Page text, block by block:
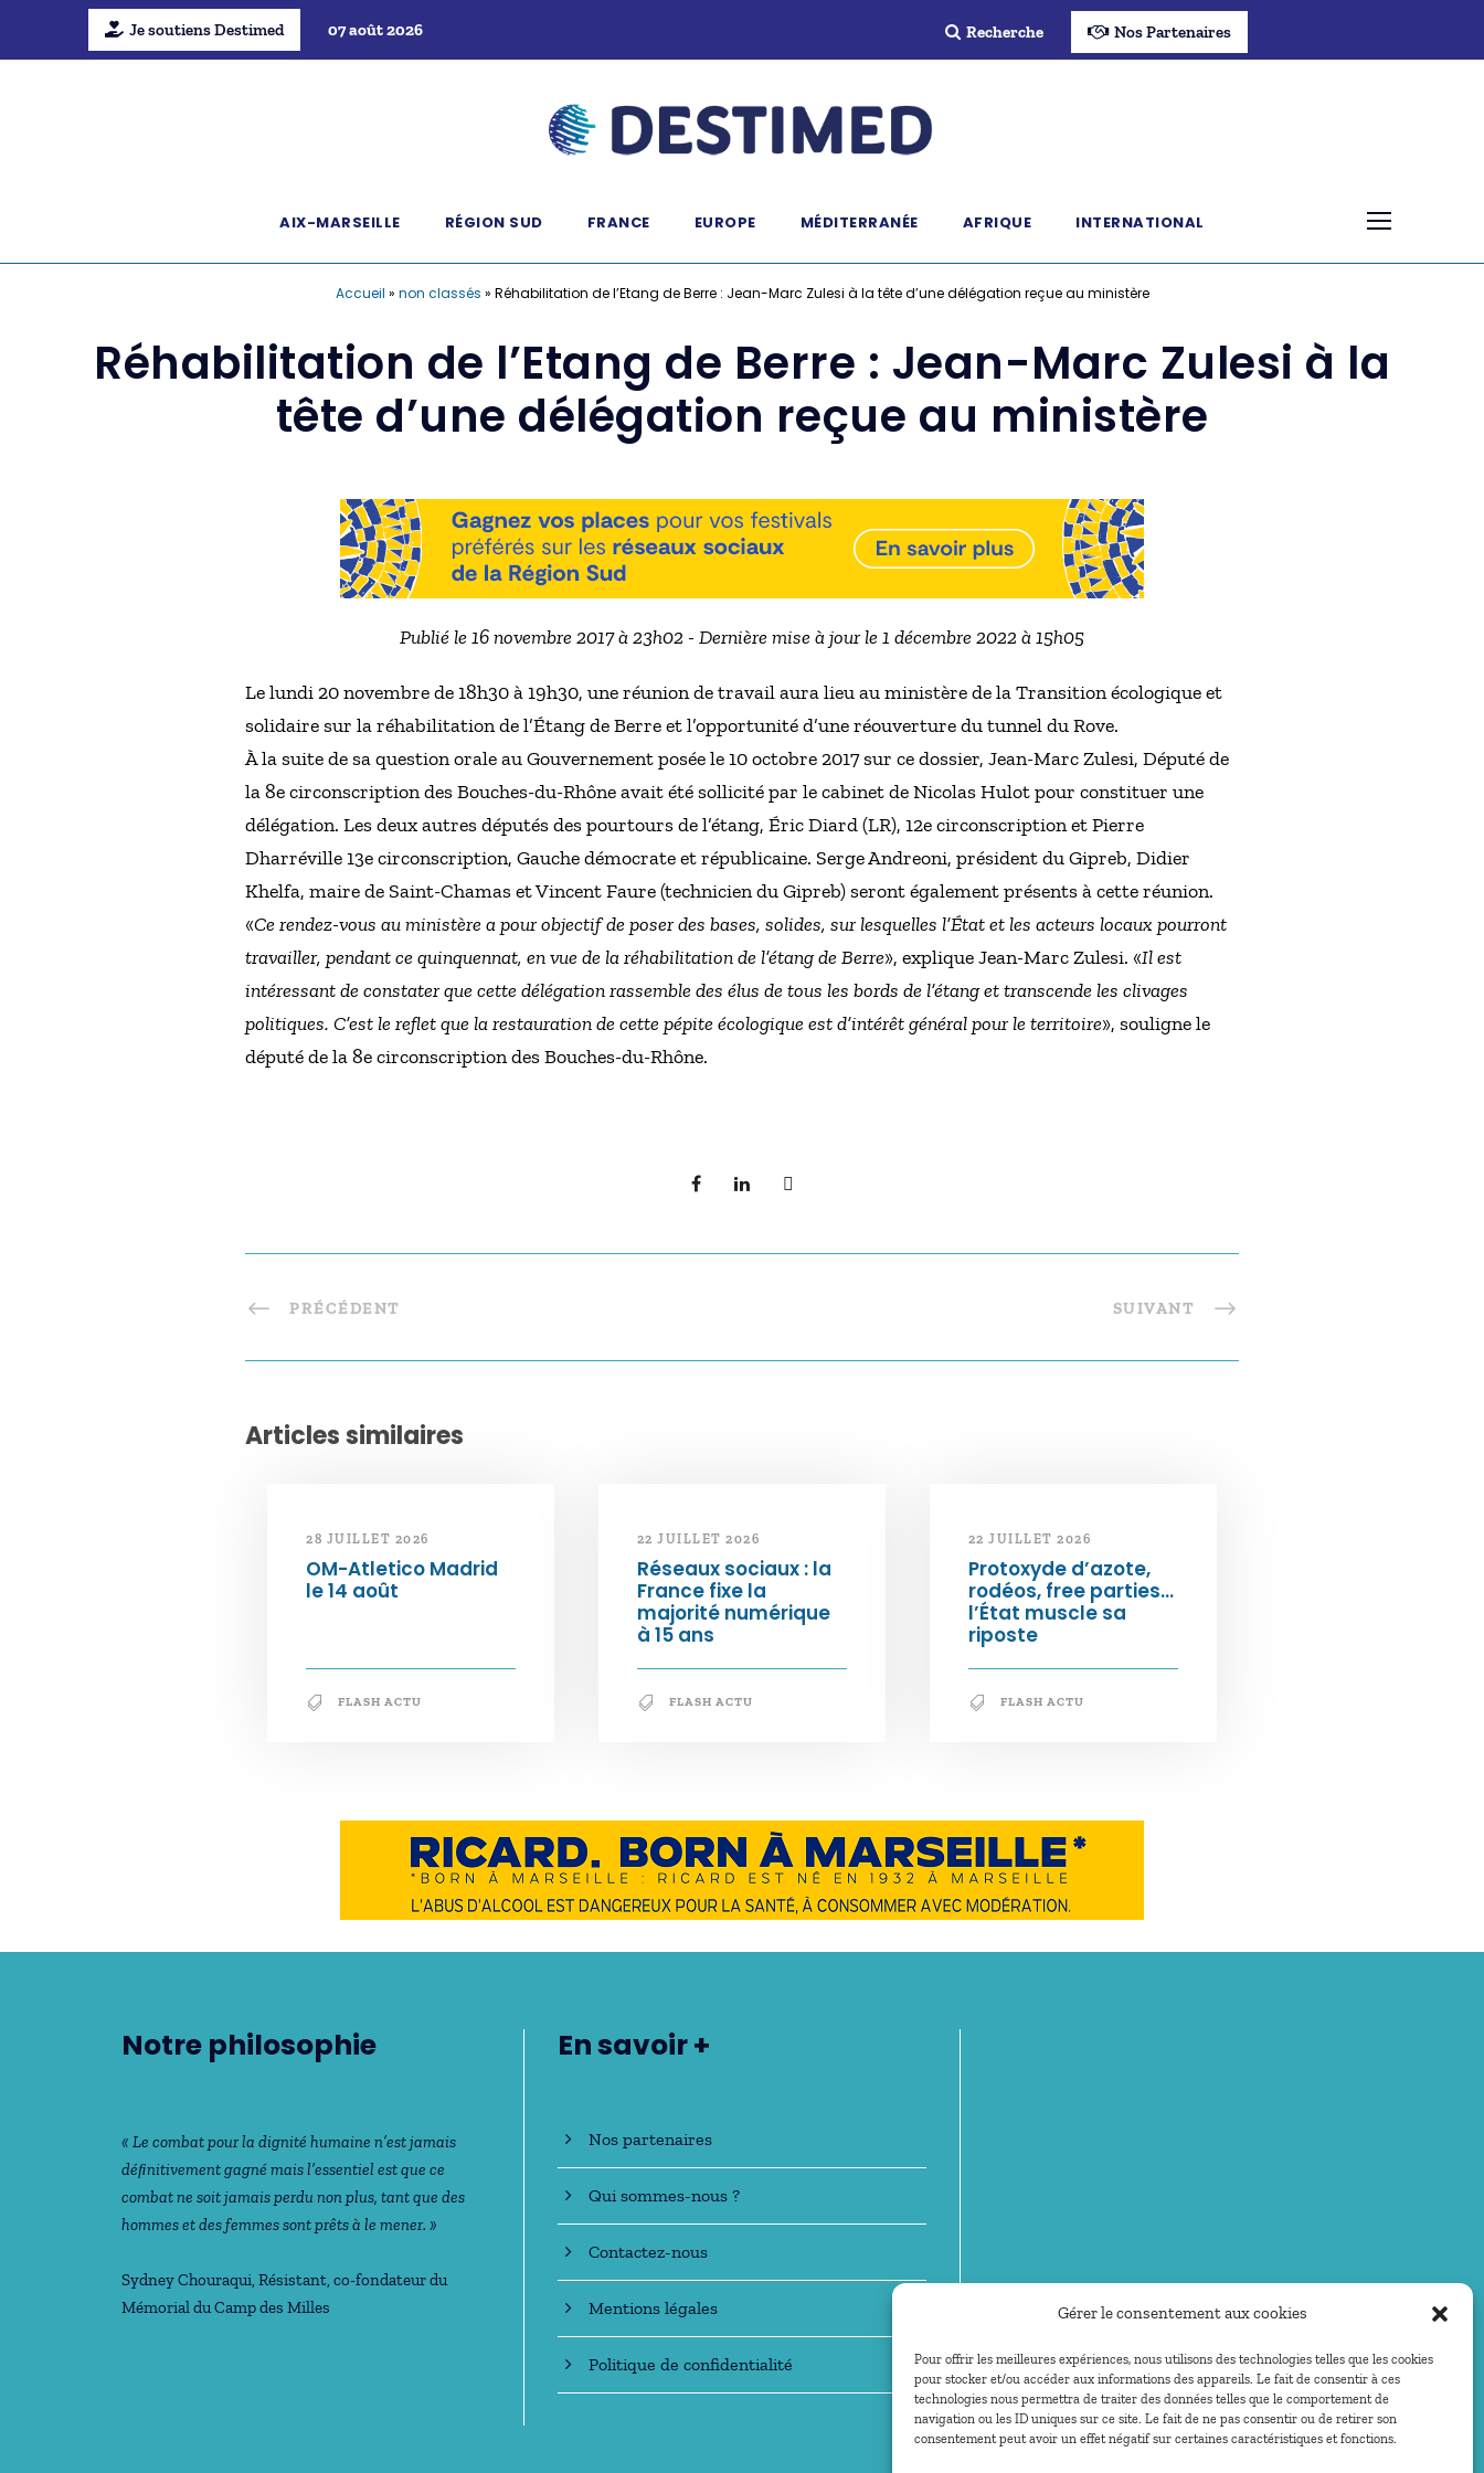
Gérer le consentement aux cookies
Pour offrir les meilleures expériences, nous utilisons des technologies telles que les cookies
pour stocker et/ou accéder aux informations des appareils. Le fait de consentir à ces
technologies nous permettra de traiter des données telles que le comportement de
navigation ou les ID uniques sur ce site. Le fait de ne pas consentir ou de retirer son
consentement peut avoir un effet négatif sur certaines caractéristiques et fonctions.
Je soutiens Destimed 07 août 2026 Recherche Nos Partenaires
AIX-MARSEILLE RÉGION SUD FRANCE EUROPE MÉDITERRANÉE AFRIQUE INTERNATIONAL
Accueil » non classés » Réhabilitation de l’Etang de Berre : Jean-Marc Zulesi à la tête d’une délégation reçue au ministère
Réhabilitation de l’Etang de Berre : Jean-Marc Zulesi à la
tête d’une délégation reçue au ministère
Publié le 16 novembre 2017 à 23h02 - Dernière mise à jour le 1 décembre 2022 à 15h05
Le lundi 20 novembre de 18h30 à 19h30, une réunion de travail aura lieu au ministère de la Transition écologique et
solidaire sur la réhabilitation de l’Étang de Berre et l’opportunité d’une réouverture du tunnel du Rove.
À la suite de sa question orale au Gouvernement posée le 10 octobre 2017 sur ce dossier, Jean-Marc Zulesi, Député de
la 8e circonscription des Bouches-du-Rhône avait été sollicité par le cabinet de Nicolas Hulot pour constituer une
délégation. Les deux autres députés des pourtours de l’étang, Éric Diard (LR), 12e circonscription et Pierre
Dharréville 13e circonscription, Gauche démocrate et républicaine. Serge Andreoni, président du Gipreb, Didier
Khelfa, maire de Saint-Chamas et Vincent Faure (technicien du Gipreb) seront également présents à cette réunion.
«Ce rendez-vous au ministère a pour objectif de poser des bases, solides, sur lesquelles l’État et les acteurs locaux pourront
travailler, pendant ce quinquennat, en vue de la réhabilitation de l’étang de Berre», explique Jean-Marc Zulesi. «Il est
intéressant de constater que cette délégation rassemble des élus de tous les bords de l’étang et transcende les clivages
politiques. C’est le reflet que la restauration de cette pépite écologique est d’intérêt général pour le territoire», souligne le
député de la 8e circonscription des Bouches-du-Rhône.
PRÉCÉDENT SUIVANT
Articles similaires
28 JUILLET 2026
OM-Atletico Madrid
le 14 août
FLASH ACTU
22 JUILLET 2026
Réseaux sociaux : la
France fixe la
majorité numérique
à 15 ans
FLASH ACTU
22 JUILLET 2026
Protoxyde d’azote,
rodéos, free parties…
l’État muscle sa
riposte
FLASH ACTU
Notre philosophie
« Le combat pour la dignité humaine n’est jamais
déﬁnitivement gagné mais l’essentiel est que ce
combat ne soit jamais perdu non plus, tant que des
hommes et des femmes sont prêts à le mener. »
Sydney Chouraqui, Résistant, co-fondateur du
Mémorial du Camp des Milles
En savoir +
Nos partenaires
Qui sommes-nous ?
Contactez-nous
Mentions légales
Politique de confidentialité